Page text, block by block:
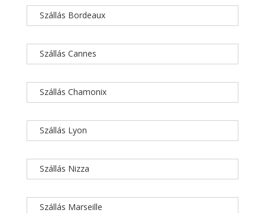
Szállás Bordeaux
Szállás Cannes
Szállás Chamonix
Szállás Lyon
Szállás Nizza
Szállás Marseille